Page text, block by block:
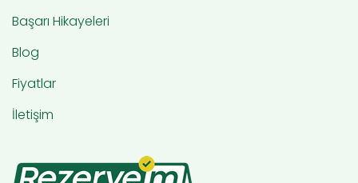
Başarı Hikayeleri
Blog
Fiyatlar
İletişim